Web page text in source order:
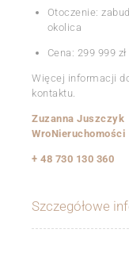
Otoczenie:
okolica
Cena: 299 999 zł
Więcej informacji
kontaktu.
Zuzanna Juszczyk
WroNieruchomości
+ 48 730 130 360
Szczegółowe